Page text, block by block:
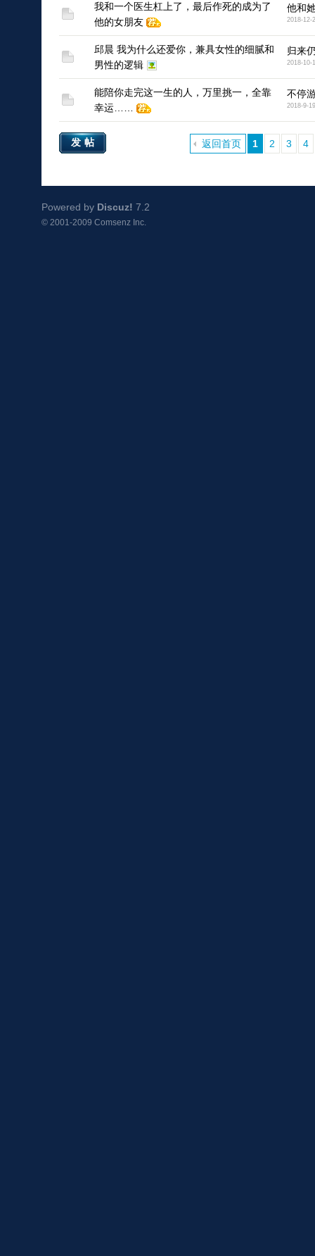
我和一个医生杠上了，最后作死的成为了
他的女朋友
他和
2018-12-
邱晨 我为什么还爱你，兼具女性的细腻和
男性的逻辑
归来
2018-10-
能陪你走完这一生的人，万里挑一，全靠
幸运……
不停
2018-9-19
1 2 3 4
返回首页
发帖
Powered by Discuz! 7.2
© 2001-2009 Comsenz Inc.